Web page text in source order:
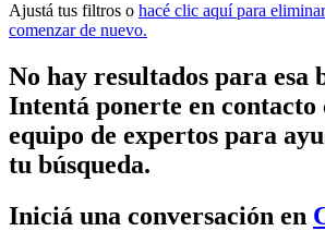
Ajustá tus filtros o hacé clic aquí para
comenzar de nuevo.
No hay resultados para esa
Intentá ponerte en contacto
equipo de expertos para
tu búsqueda.
Iniciá una conversación en